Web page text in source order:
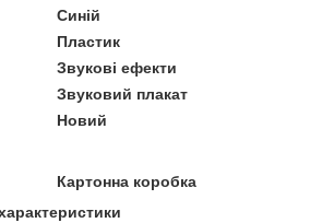
Синій
Пластик
Звукові ефекти
Звуковий плакат
Новий
Картонна коробка